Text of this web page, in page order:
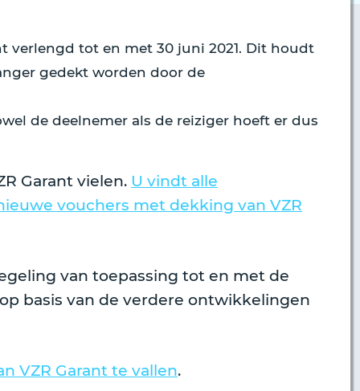
verlengd tot en met 30 juni 2021. Dit houdt
gedekt worden door de
de deelnemer als de reiziger hoeft er dus
Garant vielen. U vindt alle
vouchers met dekking van VZR
van toepassing tot en met de
basis van de verdere ontwikkelingen
VZR Garant te vallen.